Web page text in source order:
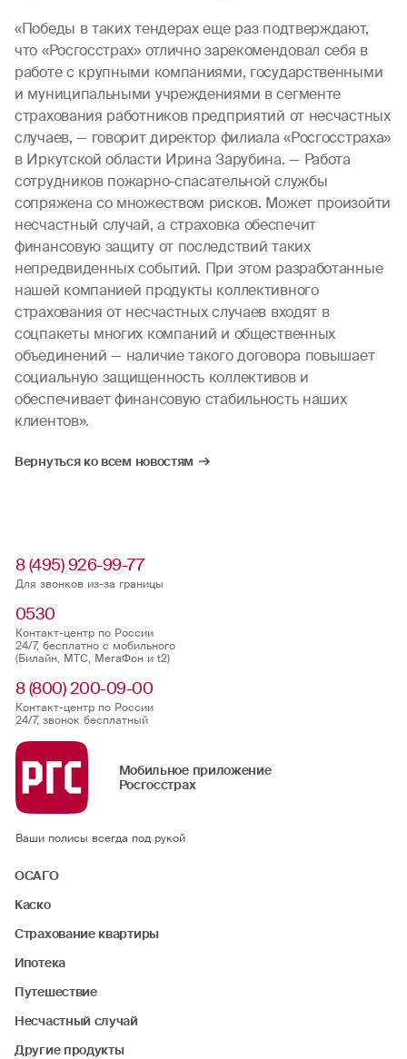
«Победы в таких тендерах еще раз подтверждают,
что «Росгосстрах» отлично зарекомендовал себя в
работе с крупными компаниями, государственными
и муниципальными учреждениями в сегменте
страхования работников предприятий от несчастных
случаев, — говорит директор филиала «Росгосстраха»
в Иркутской области Ирина Зарубина. — Работа
сотрудников пожарно-спасательной службы
сопряжена со множеством рисков. Может произойти
несчастный случай, а страховка обеспечит
финансовую защиту от последствий таких
непредвиденных событий. При этом разработанные
нашей компанией продукты коллективного
страхования от несчастных случаев входят в
соцпакеты многих компаний и общественных
объединений — наличие такого договора повышает
социальную защищенность коллективов и
обеспечивает финансовую стабильность наших
клиентов».
Вернуться ко всем новостям
8 (495) 926-99-77
Для звонков из-за границы
0530
Контакт-центр по России
24/7, бесплатно с мобильного
(Билайн, МТС, МегаФон и t2)
8 (800) 200-09-00
Контакт-центр по России
24/7, звонок бесплатный
Мобильное приложение
Росгосстрах
Ваши полисы всегда под рукой
ОСАГО
Каско
Страхование квартиры
Ипотека
Путешествие
Несчастный случай
Другие продукты